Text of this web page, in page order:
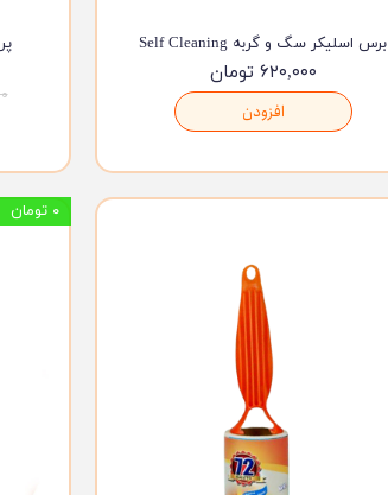
برس اسلیکر سگ و گربه Self Cleaning
۶۲۰,۰۰۰ تومان
افزودن
۰ تومان